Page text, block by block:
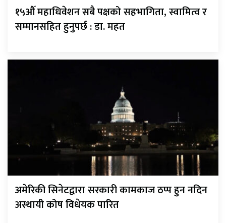
१५औँ महाधिवेशन सबै पक्षको सहभागिता, स्वामित्व र
सम्मानसहित हुनुपर्छ : डा. महत
अमेरिकी सिनेटद्वारा सरकारी कामकाज ठप्प हुन नदिन
अस्थायी कोष विधेयक पारित